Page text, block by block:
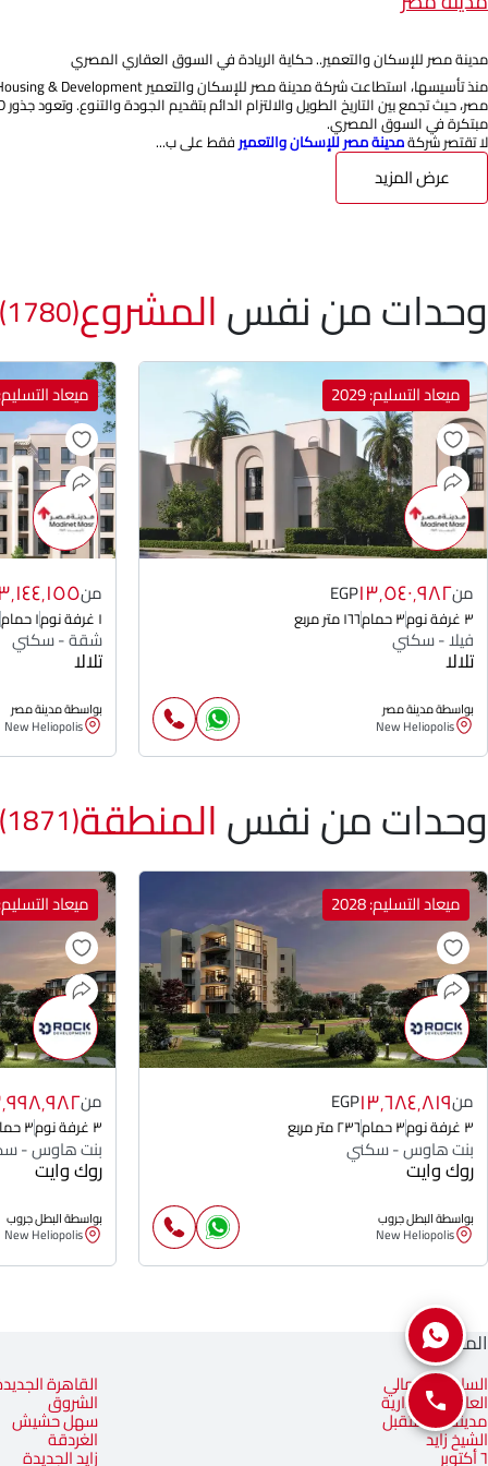
مدينة مصر للإسكان والتعمير.. حكاية الريادة في السوق العقاري المصري
مبتكرة في السوق المصري.
لا تقتصر شركةمدينة مصر للإسكان والتعميرفقط على ب...
عرض المزيد
وحدات من نفسالمشروع(1780)
ميعاد التسليم: 2029
من١٣٬٥٤٠٬٩٨٢EGP
٣ غرفة نوم ٣ حمام ١٦٦ متر مربع
فيلا - سكني
تلالا
بواسطة مدينة مصر
New Heliopolis
ميعاد التسليم: 2029
من٣٬١٤٤٬١٥٥
١ غرفة نوم ١ حمام
شقة - سكني
تلالا
بواسطة مدينة مصر
New Heliopolis
وحدات من نفسالمنطقة(1871)
ميعاد التسليم: 2028
من١٣٬٦٨٤٬٨١٩EGP
٣ غرفة نوم ٣ حمام ٢٣٦ متر مربع
بنت هاوس - سكني
روك وايت
بواسطة البطل جروب
New Heliopolis
ميعاد التسليم: 2028
من
٣ غرفة نوم ٣ حمام
بنت هاوس -
روك وايت
بواسطة البطل جروب
New Heliopolis
المناطق
الساحل الشمالي
العاصمة الإدارية
مدينة المستقبل
الشيخ زايد
٦ أكتوبر
القاهرة
الشروق
سهل حشيش
الغردقة
زايد الجديدة